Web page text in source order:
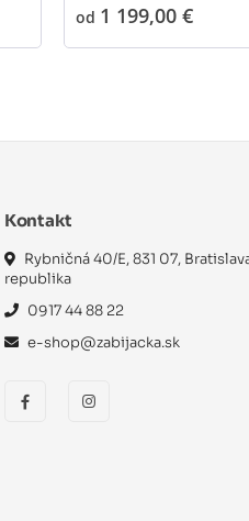
od 1 199,00 €
Kontakt
Rybničná 40/E, 831 07,
republika
0917 44 88 22
e-shop@zabijacka.sk